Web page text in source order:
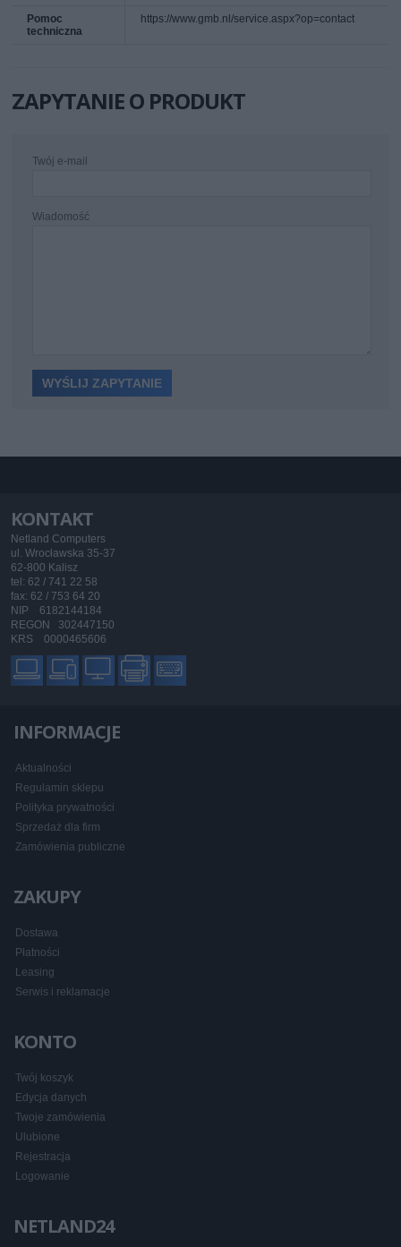
Pomoc
techniczna
https://www.gmb.nl/service.aspx?op=contact
ZAPYTANIE O PRODUKT
Twój e-mail
Wiadomość
KONTAKT
Netland Computers
ul. Wrocławska 35-37
62-800 Kalisz
tel: 62 / 741 22 58
fax: 62 / 753 64 20
NIP 6182144184
REGON 302447150
KRS 0000465606
INFORMACJE
Aktualności
Regulamin sklepu
Polityka prywatności
Sprzedaż dla firm
Zamówienia publiczne
ZAKUPY
Dostawa
Płatności
Leasing
Serwis i reklamacje
KONTO
Twój koszyk
Edycja danych
Twoje zamówienia
Ulubione
Rejestracja
Logowanie
NETLAND24